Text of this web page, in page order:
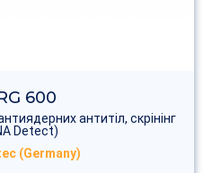
600
антитіл, скрінінг
Detect)
(Germany)